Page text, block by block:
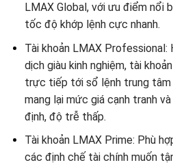
LMAX Global, với ưu điểm nổi
tốc độ khớp lệnh cực nhanh.
Tài khoản LMAX Professional:
dịch giàu kinh nghiệm, tài
trực tiếp tới sổ lệnh trung tâm
mang lại mức giá cạnh tranh
định, độ trễ thấp.
Tài khoản LMAX Prime: Phù
các định chế tài chính muốn